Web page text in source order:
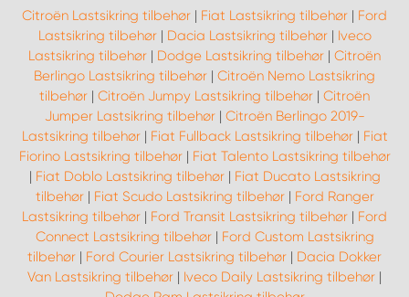
Citroën Lastsikring tilbehør | Fiat Lastsikring tilbehør | Ford
Lastsikring tilbehør| Dacia Lastsikring tilbehør| Iveco
Lastsikring tilbehør | Dodge Lastsikring tilbehør | Citroën
Berlingo Lastsikring tilbehør | Citroën Nemo Lastsikring
tilbehør | Citroën Jumpy Lastsikring tilbehør | Citroën
Jumper Lastsikring tilbehør| Citroën Berlingo 2019-
Lastsikring tilbehør| Fiat Fullback Lastsikring tilbehør| Fiat
Fiorino Lastsikring tilbehør| Fiat Talento Lastsikring tilbehør
| Fiat Doblo Lastsikring tilbehør| Fiat Ducato Lastsikring
tilbehør| Fiat Scudo Lastsikring tilbehør| Ford Ranger
Lastsikring tilbehør | Ford Transit Lastsikring tilbehør | Ford
Connect Lastsikring tilbehør| Ford Custom Lastsikring
tilbehør | Ford Courier Lastsikring tilbehør | Dacia Dokker
Van Lastsikring tilbehør | Iveco Daily Lastsikring tilbehør |